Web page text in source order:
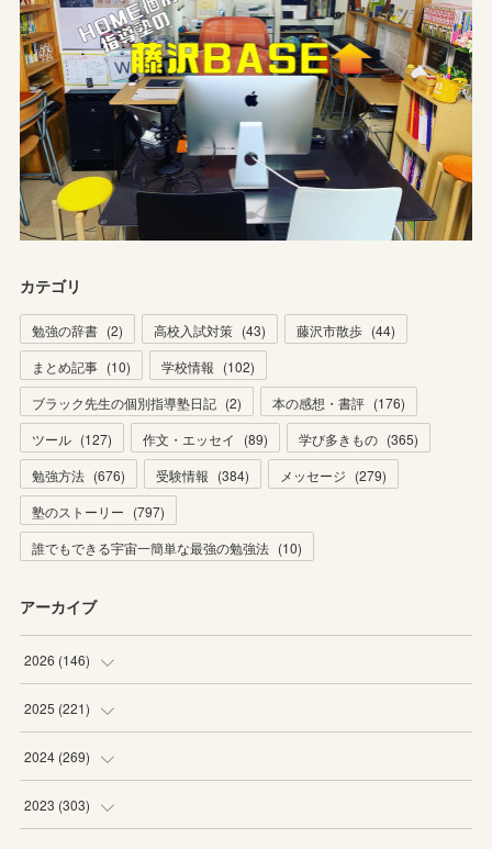
カテゴリ
勉強の辞書 (2) 高校入試対策 (43) 藤沢市散歩 (44)
まとめ記事 (10) 学校情報 (102)
ブラック先生の個別指導塾日記 (2) 本の感想・書評 (176)
ツール (127) 作文・エッセイ (89) 学び多きもの (365)
勉強方法 (676) 受験情報 (384) メッセージ (279)
塾のストーリー (797)
誰でもできる宇宙一簡単な最強の勉強法 (10)
アーカイブ
2026 (146)
(4)
(22
(20
2025 (221)
(19
(20
2024 (269)
(16
2023 (303)